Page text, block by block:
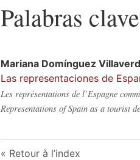
Palabras
Mariana Domínguez
Las representaciones de
Les représentations de l’Espagne
Representations of Spain as a tourist
Retour à l’index